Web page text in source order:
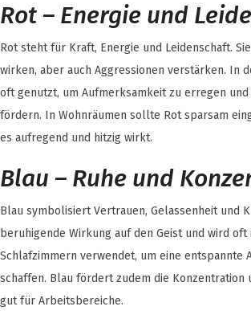
Rot – Energie und
Rot steht für Kraft, Energie und Leidenschaft.
wirken, aber auch Aggressionen verstärken. In
oft genutzt, um Aufmerksamkeit zu erregen
fördern. In Wohnräumen sollte Rot sparsam
es aufregend und hitzig wirkt.
Blau – Ruhe und
Blau symbolisiert Vertrauen, Gelassenheit und
beruhigende Wirkung auf den Geist und wird
Schlafzimmern verwendet, um eine entspannte
schaffen. Blau fördert zudem die Konzentration
gut für Arbeitsbereiche.